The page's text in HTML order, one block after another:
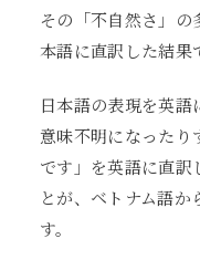
その「不自然さ」
本語に直訳した結果
日本語の表現を英語
意味不明になったり
です」を英語に直訳
とが、ベトナム語か
す。